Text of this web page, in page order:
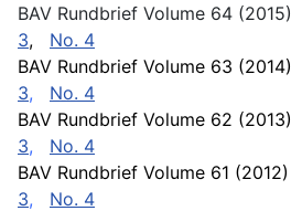
BAV Rundbrief Volume 64 (2015)
3, No. 4
BAV Rundbrief Volume 63 (2014)
3, No. 4
BAV Rundbrief Volume 62 (2013)
3, No. 4
BAV Rundbrief Volume 61 (2012)
3, No. 4